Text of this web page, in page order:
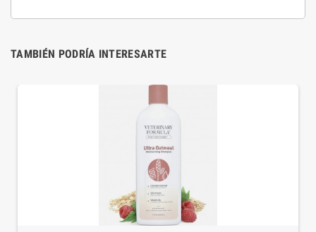
TAMBIÉN PODRÍA INTERESARTE